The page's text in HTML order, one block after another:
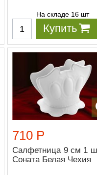
На складе 16 шт
Купить
710 Р
Салфетница 9 см 1
Соната Белая Чехия